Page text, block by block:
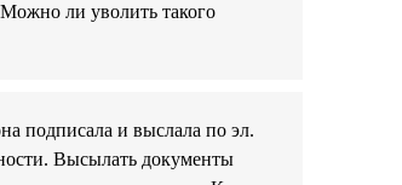
ли уволить такого
подписала и выслала по эл.
Высылать документы